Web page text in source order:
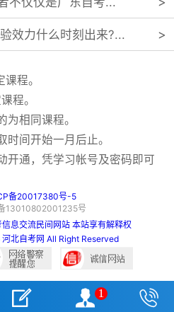
效力什么时刻出来?...
程。
程。
相同课程。
间开始一月后止。
开通，凭学习帐号及密码即可
备20017380号-5
13010802001235号
息交流民间网站 本站享有解释权
北自考网 All Right Reserved
  1 